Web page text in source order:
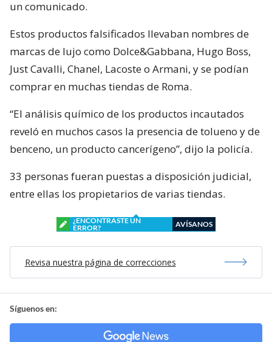
un comunicado.
Estos productos falsificados llevaban nombres de
marcas de lujo como Dolce&Gabbana, Hugo Boss,
Just Cavalli, Chanel, Lacoste o Armani, y se podían
comprar en muchas tiendas de Roma.
“El análisis químico de los productos incautados
reveló en muchos casos la presencia de tolueno y de
benceno, un producto cancerígeno”, dijo la policía.
33 personas fueran puestas a disposición judicial,
entre ellas los propietarios de varias tiendas.
¿ENCONTRASTE UN
ERROR?
AVÍSANOS
Revisa nuestra página de correcciones
Síguenos en: